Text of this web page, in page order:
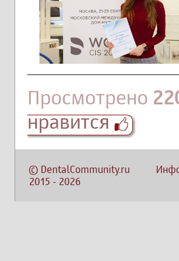
Просмотрено
нравится
© DentalCommunity.ru
2015 - 2026